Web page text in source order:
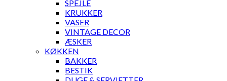
SPEJLE
KRUKKER
VASER
VINTAGE DECOR
ÆSKER
KØKKEN
BAKKER
BESTIK